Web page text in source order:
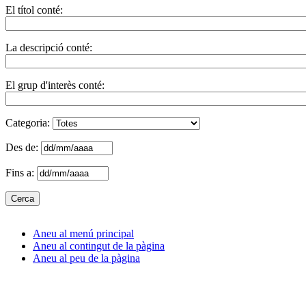
El títol conté:
La descripció conté:
El grup d'interès conté:
Categoria:
Des de:
Fins a:
Aneu al menú principal
Aneu al contingut de la pàgina
Aneu al peu de la pàgina